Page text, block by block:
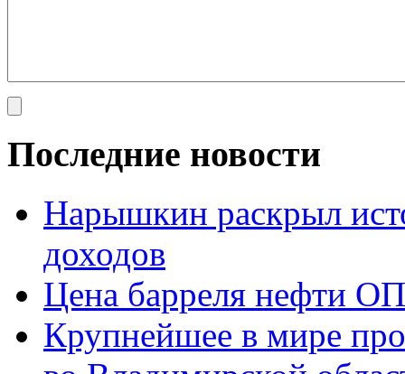
Последние новости
Нарышкин раскрыл
доходов
Цена барреля нефти
Крупнейшее в мире